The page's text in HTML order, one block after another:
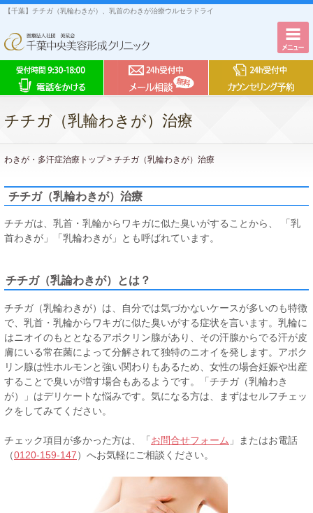
【千葉】チチガ（乳輪わきが）、乳首のわきが治療ウルセラドライ
チチガ（乳輪わきが）治療
わきが・多汗症治療トップ> チチガ（乳輪わきが）治療
チチガ（乳輪わきが）治療
チチガは、乳首・乳輪からワキガに似た臭いがすることから、 「乳
首わきが」「乳輪わきが」とも呼ばれています。
チチガ（乳論わきが）とは？
チチガ（乳輪わきが）は、自分では気づかないケースが多いのも特徴
で、乳首・乳輪からワキガに似た臭いがする症状を言います。乳輪に
はニオイのもととなるアポクリン腺があり、その汗腺からでる汗が皮
膚にいる常在菌によって分解されて独特のニオイを発します。アポク
リン腺は性ホルモンと強い関わりもあるため、女性の場合妊娠や出産
することで臭いが増す場合もあるようです。「チチガ（乳輪わき
が）」はデリケートな悩みです。気になる方は、まずはセルフチェッ
クをしてみてください。
チェック項目が多かった方は、「 お問合せフォーム 」またはお電話
（0120-159-147）へお気軽にご相談ください。